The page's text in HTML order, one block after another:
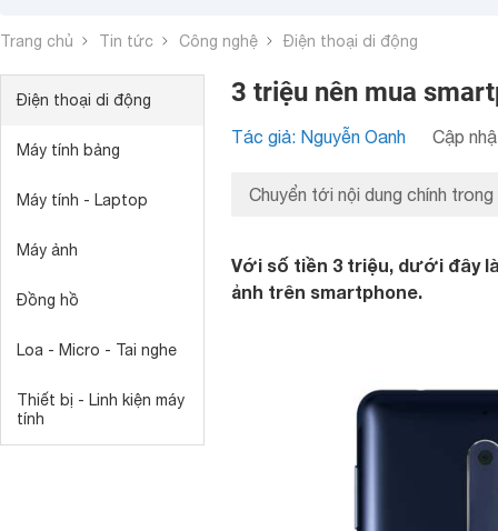
Trang chủ Tin tức Công nghệ Điện thoại di động
Điện thoại di động
Máy tính bảng
Máy tính - Laptop
Máy ảnh
Đồng hồ
Loa - Micro - Tai nghe
Thiết bị - Linh kiện máy
tính
3 triệu nên mua
Tác giả: Nguyễn Oanh Cập
Chuyển tới nội dung chính trong
Với số tiền 3 triệu, dưới đây
ảnh trên smartphone.